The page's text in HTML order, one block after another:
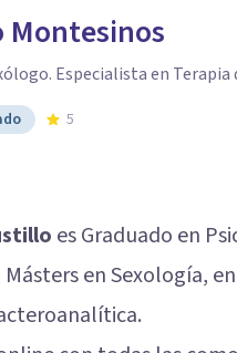
Especialista en Terapia
5
es Graduado en
en Sexología,